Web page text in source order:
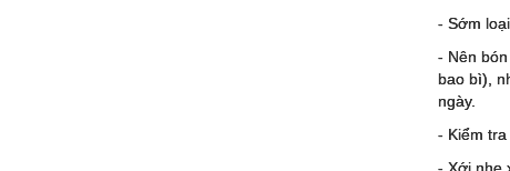
- Sớm
- Nên
bao bì),
ngày.
- Kiểm